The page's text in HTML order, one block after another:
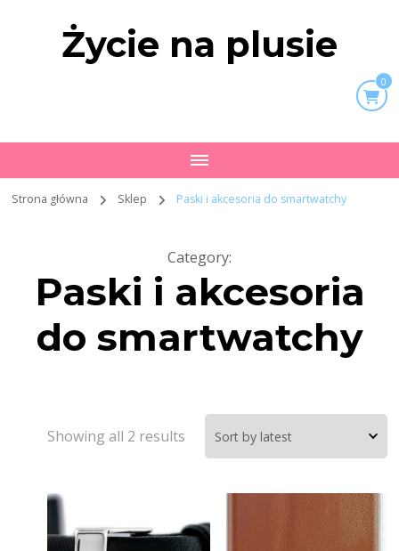
Życie na plusie
0
Strona główna Sklep Paski i akcesoria do smartwatchy
Category:
Paski i akcesoria
do smartwatchy
Showing all 2 results